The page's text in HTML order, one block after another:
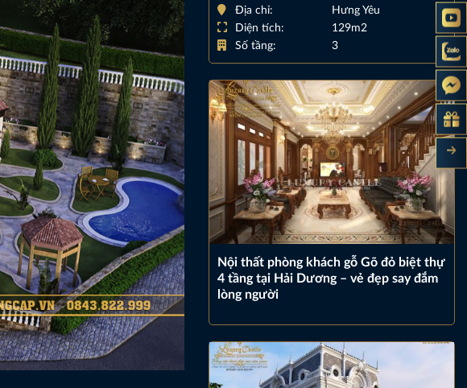
Địa chỉ:
Hưng Yêu
Diện tích:
129m2
Số tầng:
3
Nội thất phòng khách gỗ Gõ đỏ biệt thự
4 tầng tại Hải Dương – vẻ đẹp say đắm
lòng người